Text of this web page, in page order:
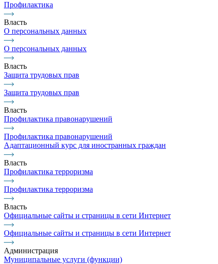
Профилактика
Власть
О персональных данных
О персональных данных
Власть
Защита трудовых прав
Защита трудовых прав
Власть
Профилактика правонарушений
Профилактика правонарушений
Адаптационный курс для иностранных граждан
Власть
Профилактика терроризма
Профилактика терроризма
Власть
Официальные сайты и страницы в сети Интернет
Официальные сайты и страницы в сети Интернет
Администрация
Муниципальные услуги (функции)